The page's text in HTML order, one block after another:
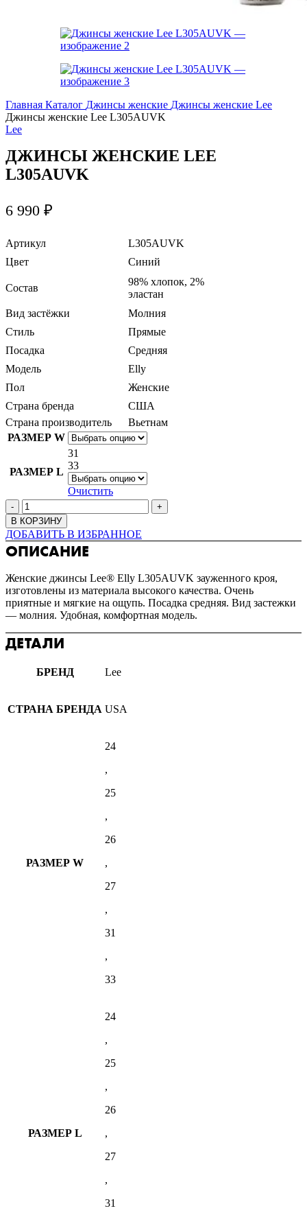
Главная Каталог Джинсы женские Джинсы женские Lee
Джинсы женские Lee L305AUVK
Lee
ДЖИНСЫ ЖЕНСКИЕ LEE
L305AUVK
6 990 ₽
Артикул
L305AUVK
Цвет
Cиний
Состав
98% хлопок, 2%
эластан
Вид застёжки
Молния
Стиль
Прямые
Посадка
Средняя
Модель
Elly
Пол
Женские
Страна бренда
США
Страна производитель
Вьетнам
РАЗМЕР W
РАЗМЕР L
31
33
Очистить
В КОРЗИНУ
ДОБАВИТЬ В ИЗБРАННОЕ
ОПИСАНИЕ
Женские джинсы Lee® Elly L305AUVK зауженного кроя,
изготовлены из материала высокого качества. Очень
приятные и мягкие на ощупь. Посадка средняя. Вид застежки
— молния. Удобная, комфортная модель.
ДЕТАЛИ
БРЕНД Lee
СТРАНА БРЕНДА USA
РАЗМЕР W
24
,
25
,
26
,
27
,
31
,
33
РАЗМЕР L
24
,
25
,
26
,
27
,
31